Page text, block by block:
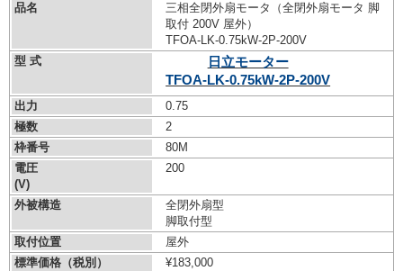
品名
三相全閉外扇モータ（全閉外扇モータ 脚
取付 200V 屋外）
TFOA-LK-0.75kW-2P-200V
型 式
日立モーター
TFOA-LK-0.75kW-2P-200V
出力
0.75
極数
2
枠番号
80M
電圧
(V)
200
外被構造
全閉外扇型
脚取付型
取付位置
屋外
標準価格（税別）
¥183,000